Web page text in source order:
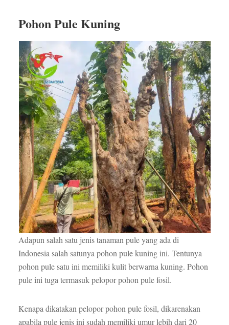
Pohon Pule Kuning
Adapun salah satu jenis tanaman pule yang ada di
Indonesia salah satunya pohon pule kuning ini. Tentunya
pohon pule satu ini memiliki kulit berwarna kuning. Pohon
pule ini tuga termasuk pelopor pohon pule fosil.
Kenapa dikatakan pelopor pohon pule fosil, dikarenakan
apabila pule jenis ini sudah memiliki umur lebih dari 20